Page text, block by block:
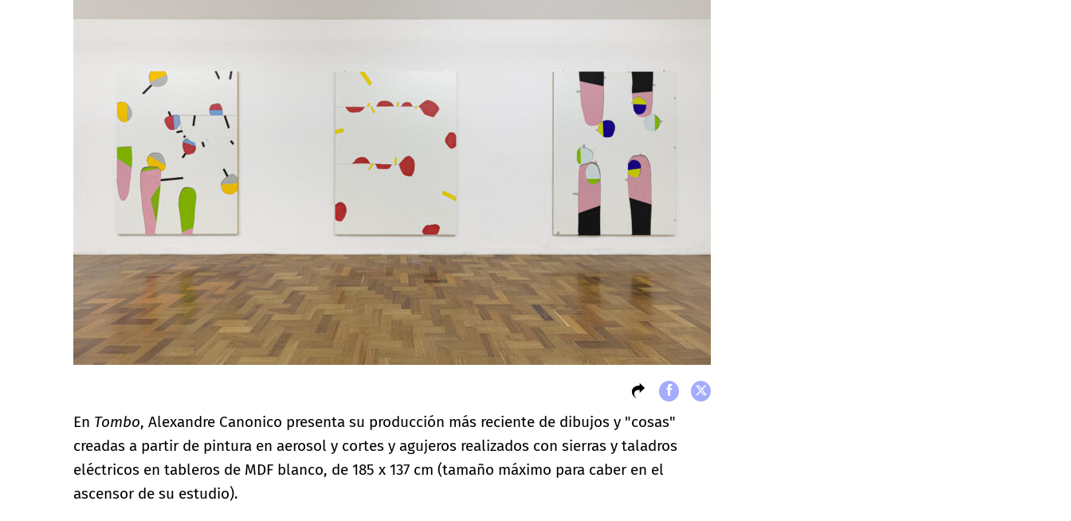
En Tombo, Alexandre Canonico presenta su producción más reciente de dibujos y "cosas"
creadas a partir de pintura en aerosol y cortes y agujeros realizados con sierras y taladros
eléctricos en tableros de MDF blanco, de 185 x 137 cm (tamaño máximo para caber en el
ascensor de su estudio).